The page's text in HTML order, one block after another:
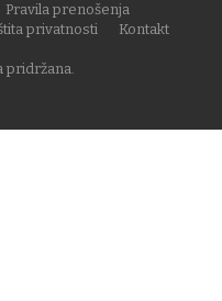
pridržana.
Pravila prenošenja
privatnosti
Kontakt